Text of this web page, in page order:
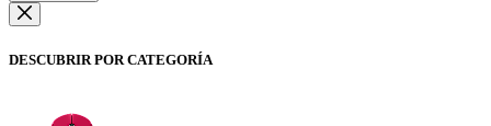
DESCUBRIR POR CATEGORÍA